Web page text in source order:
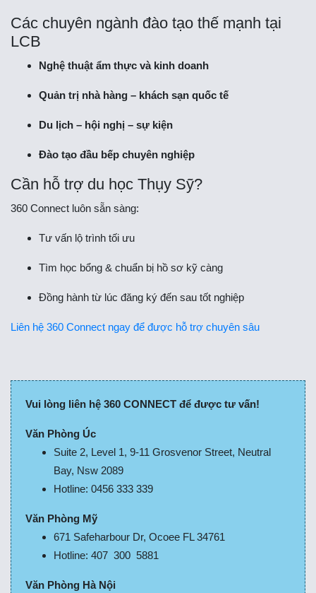
Các chuyên ngành đào tạo thế mạnh tại
LCB
Nghệ thuật ẩm thực và kinh doanh
Quản trị nhà hàng – khách sạn quốc tế
Du lịch – hội nghị – sự kiện
Đào tạo đầu bếp chuyên nghiệp
Cần hỗ trợ du học Thụy Sỹ?
360 Connect luôn sẵn sàng:
Tư vấn lộ trình tối ưu
Tìm học bổng & chuẩn bị hồ sơ kỹ càng
Đồng hành từ lúc đăng ký đến sau tốt nghiệp
Liên hệ 360 Connect ngay để được hỗ trợ chuyên sâu
Vui lòng liên hệ 360 CONNECT để được tư vấn!
Văn Phòng Úc
Suite 2, Level 1, 9-11 Grosvenor Street, Neutral
Bay, Nsw 2089
Hotline: 0456 333 339
Văn Phòng Mỹ
671 Safeharbour Dr, Ocoee FL 34761
Hotline: 407 300 5881
Văn Phòng Hà Nội